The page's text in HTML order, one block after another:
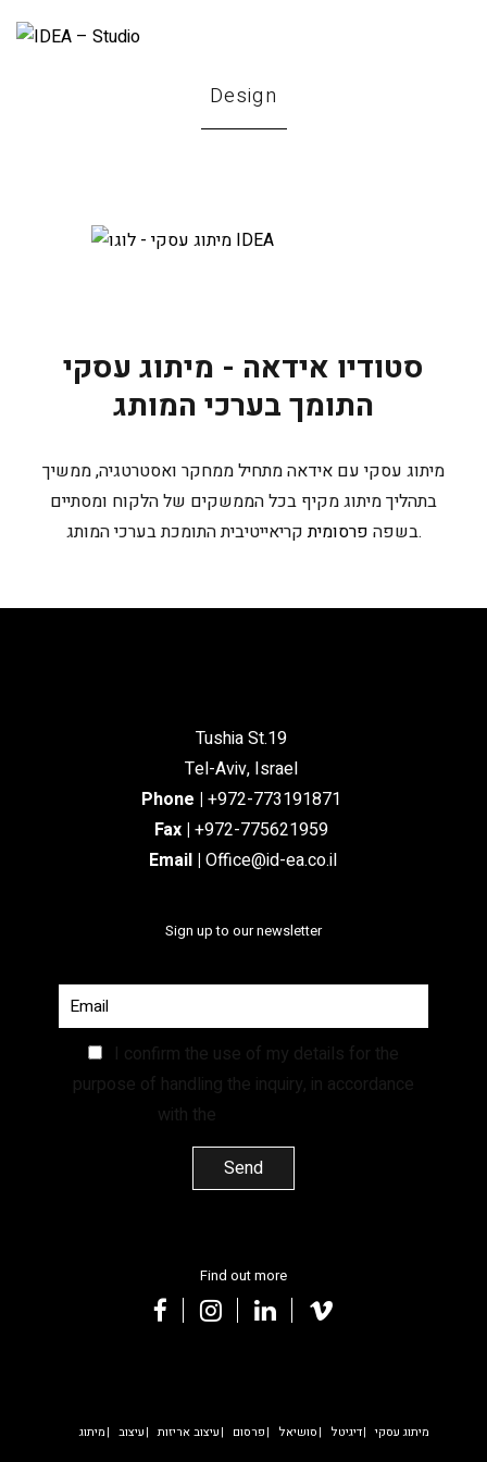
Design
סטודיו אידאה - מיתוג עסקי
התומך בערכי המותג
מיתוג עסקי עם אידאה מתחיל ממחקר ואסטרטגיה, ממשיך
בתהליך מיתוג מקיף בכל הממשקים של הלקוח ומסתיים
בשפה פרסומית קריאייטיבית התומכת בערכי המותג.
Tushia St.19
Tel-Aviv, Israel
Phone | +972-773191871
Fax | +972-775621959
Email | Office@id-ea.co.il
Sign up to our newsletter
I confirm the use of my details for the
purpose of handling the inquiry, in accordance
with the
Find out more
facebookinstagramlinkedin
מיתוג עיצוב עיצוב אריזות פרסום סושיאל דיגיטל מיתוג עסקי